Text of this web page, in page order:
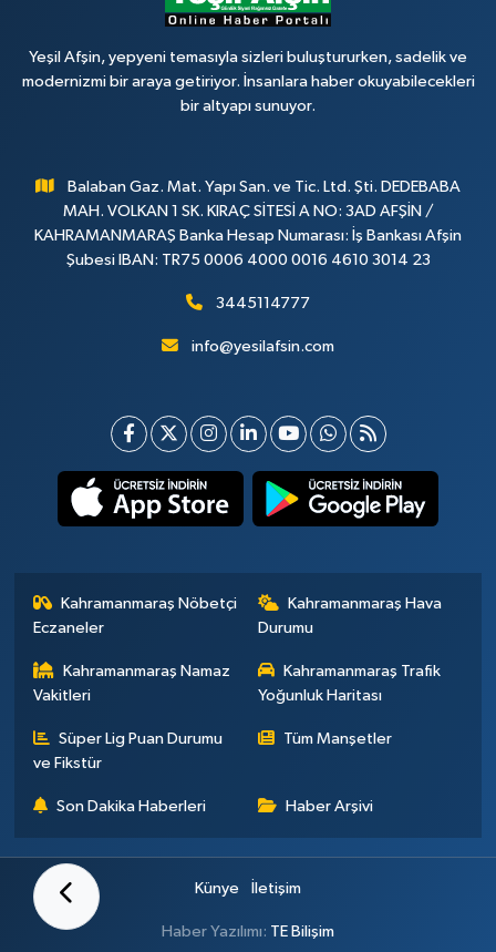
Yeşil Afşin, yepyeni temasıyla sizleri buluştururken, sadelik ve
modernizmi bir araya getiriyor. İnsanlara haber okuyabilecekleri
bir altyapı sunuyor.
Balaban Gaz. Mat. Yapı San. ve Tic. Ltd. Şti. DEDEBABA
MAH. VOLKAN 1 SK. KIRAÇ SİTESİ A NO: 3AD AFŞİN /
KAHRAMANMARAŞ Banka Hesap Numarası: İş Bankası Afşin
Şubesi IBAN: TR75 0006 4000 0016 4610 3014 23
3445114777
info@yesilafsin.com
Kahramanmaraş Nöbetçi
Eczaneler
Kahramanmaraş Hava
Durumu
Kahramanmaraş Namaz
Vakitleri
Kahramanmaraş Trafik
Yoğunluk Haritası
Süper Lig Puan Durumu
ve Fikstür
Tüm Manşetler
Son Dakika Haberleri Haber Arşivi
Künye İletişim
Haber Yazılımı: TE Bilişim